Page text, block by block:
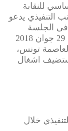
الأساسي للنقابة
التنفيذي يدعو
في الجلسة
العامة العادية التي ستنعقد يوم الجمعة 29 جوان 2018
الواحدة والنصف 13:30 بالعاصمة تونس،
اشغال
خلال